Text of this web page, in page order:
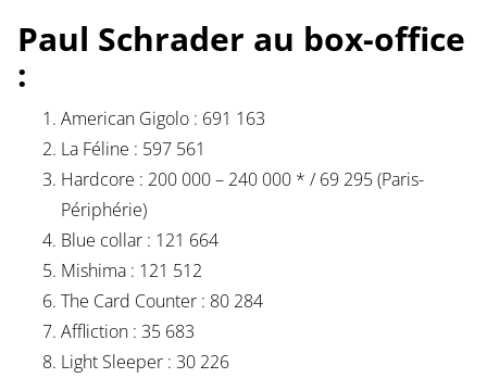
Paul Schrader au box-office
:
American Gigolo : 691 163
La Féline : 597 561
Hardcore : 200 000 – 240 000 * / 69 295 (Paris-
Périphérie)
Blue collar : 121 664
Mishima : 121 512
The Card Counter : 80 284
Affliction : 35 683
Light Sleeper : 30 226